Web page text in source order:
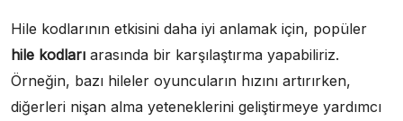
Hile kodlarının etkisini daha iyi anlamak için, popüler
hile kodları arasında bir karşılaştırma yapabiliriz.
Örneğin, bazı hileler oyuncuların hızını artırırken,
diğerleri nişan alma yeteneklerini geliştirmeye yardımcı